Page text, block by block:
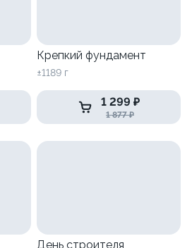
Крепкий фундамент
±1189 г
1 299 ₽
1 877 ₽
День строителя